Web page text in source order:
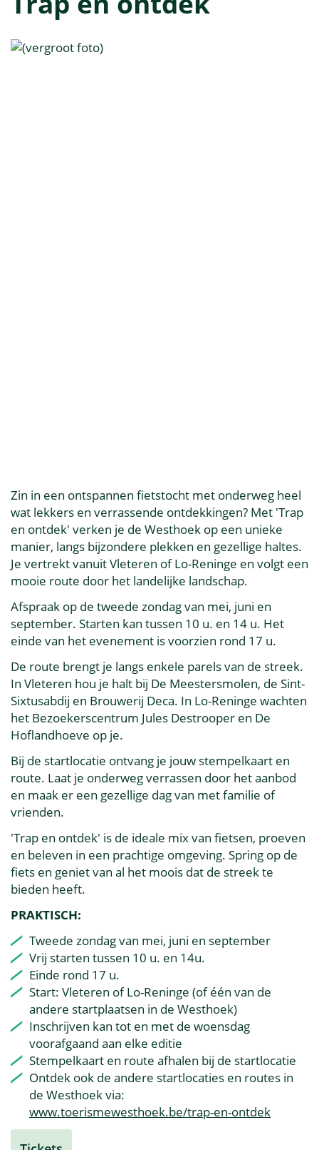
Zin in een ontspannen fietstocht met onderweg heel
wat lekkers en verrassende ontdekkingen? Met 'Trap
en ontdek' verken je de Westhoek op een unieke
manier, langs bijzondere plekken en gezellige haltes.
Je vertrekt vanuit Vleteren of Lo-Reninge en volgt een
mooie route door het landelijke landschap.
Afspraak op de tweede zondag van mei, juni en
september. Starten kan tussen 10 u. en 14 u. Het
einde van het evenement is voorzien rond 17 u.
De route brengt je langs enkele parels van de streek.
In Vleteren hou je halt bij De Meestersmolen, de Sint-
Sixtusabdij en Brouwerij Deca. In Lo-Reninge wachten
het Bezoekerscentrum Jules Destrooper en De
Hoflandhoeve op je.
Bij de startlocatie ontvang je jouw stempelkaart en
route. Laat je onderweg verrassen door het aanbod
en maak er een gezellige dag van met familie of
vrienden.
'Trap en ontdek' is de ideale mix van fietsen, proeven
en beleven in een prachtige omgeving. Spring op de
fiets en geniet van al het moois dat de streek te
bieden heeft.
PRAKTISCH:
Tweede zondag van mei, juni en september
Vrij starten tussen 10 u. en 14u.
Einde rond 17 u.
Start: Vleteren of Lo-Reninge (of één van de
andere startplaatsen in de Westhoek)
Inschrijven kan tot en met de woensdag
voorafgaand aan elke editie
Stempelkaart en route afhalen bij de startlocatie
Ontdek ook de andere startlocaties en routes in
de Westhoek via:
www.toerismewesthoek.be/trap-en-ontdek